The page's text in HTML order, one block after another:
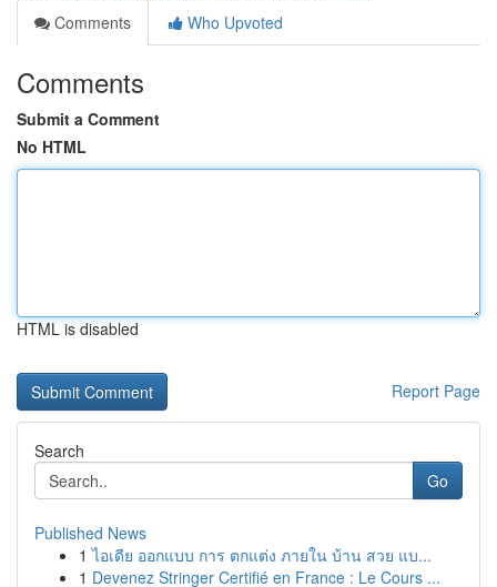
Comments
Who Upvoted
Comments
Submit a Comment
No HTML
HTML is disabled
Report Page
Search
Go
Published News
1 ไอเดีย ออกแบบ การ ตกแต่ง ภายใน บ้าน สวย แบ...
1 Devenez Stringer Certifié en France : Le Cours ...